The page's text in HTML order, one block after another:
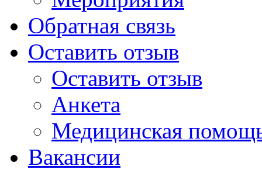
Обратная связь
Оставить отзыв
Оставить отзыв
Анкета
Медицинская
Вакансии